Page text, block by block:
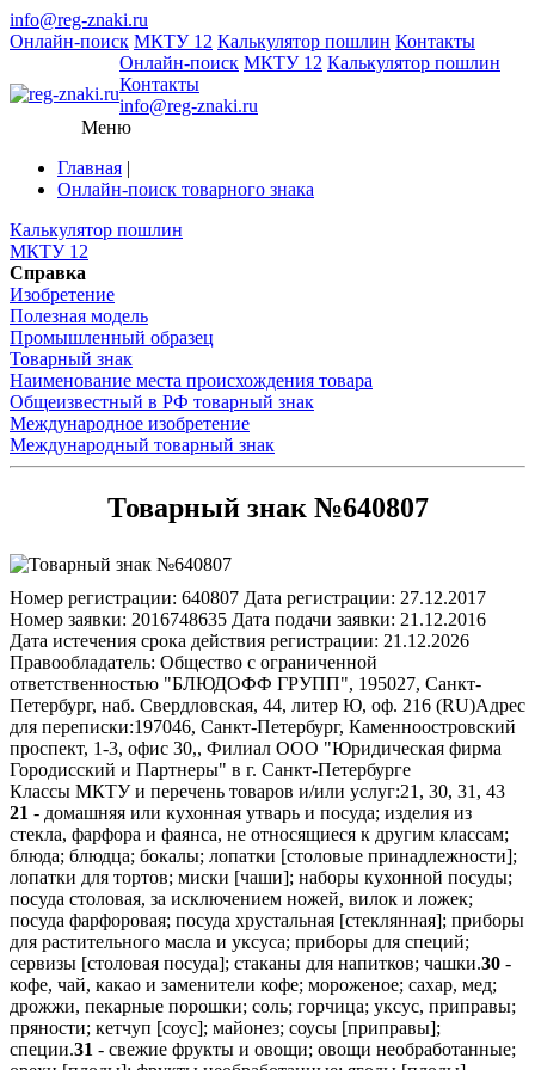
info@reg-znaki.ru
Онлайн-поиск МКТУ 12 Калькулятор пошлин Контакты
Онлайн-поиск МКТУ 12 Калькулятор пошлин
Контакты
info@reg-znaki.ru
Меню
Главная |
Онлайн-поиск товарного знака
Калькулятор пошлин
МКТУ 12
Справка
Изобретение
Полезная модель
Промышленный образец
Товарный знак
Наименование места происхождения товара
Общеизвестный в РФ товарный знак
Международное изобретение
Международный товарный знак
Товарный знак №640807
Номер регистрации: 640807 Дата регистрации: 27.12.2017
Номер заявки: 2016748635 Дата подачи заявки: 21.12.2016
Дата истечения срока действия регистрации: 21.12.2026
Правообладатель: Общество с ограниченной
ответственностью "БЛЮДОФФ ГРУПП", 195027, Санкт-
Петербург, наб. Свердловская, 44, литер Ю, оф. 216 (RU)Адрес
для переписки:197046, Санкт-Петербург, Каменноостровский
проспект, 1-3, офис 30,, Филиал ООО "Юридическая фирма
Городисский и Партнеры" в г. Санкт-Петербурге
Классы МКТУ и перечень товаров и/или услуг:21, 30, 31, 43
21 - домашняя или кухонная утварь и посуда; изделия из
стекла, фарфора и фаянса, не относящиеся к другим классам;
блюда; блюдца; бокалы; лопатки [столовые принадлежности];
лопатки для тортов; миски [чаши]; наборы кухонной посуды;
посуда столовая, за исключением ножей, вилок и ложек;
посуда фарфоровая; посуда хрустальная [стеклянная]; приборы
для растительного масла и уксуса; приборы для специй;
сервизы [столовая посуда]; стаканы для напитков; чашки.30 -
кофе, чай, какао и заменители кофе; мороженое; сахар, мед;
дрожжи, пекарные порошки; соль; горчица; уксус, приправы;
пряности; кетчуп [соус]; майонез; соусы [приправы];
специи.31 - свежие фрукты и овощи; овощи необработанные;